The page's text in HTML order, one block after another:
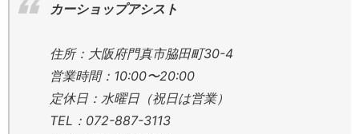
カーショップアシスト
住所：大阪府門真市脇田町30-4
営業時間：10:00〜20:00
定休日：水曜日（祝日は営業）
TEL：072-887-3113